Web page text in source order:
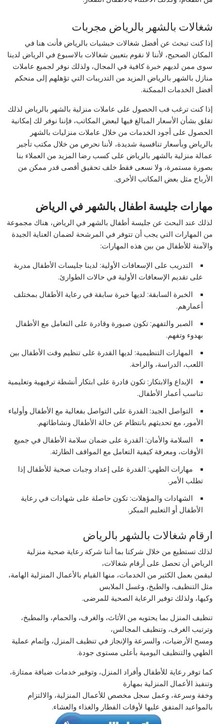
شغالات بالشهر بالرياض مجربات
إذا كنت تبحث عن أفضل شغالات حبشيات بالرياض فأنت هنا في
المكان الصحيح، لأننا لا نقوم بتعيين شغالات بالاسبوع في الرياض لدينا
سوى ممن لديهم خبرة كافية في المجال، ولذلك نوفر لجميع عاملات
منازل بالشهر بالرياض المزيد من التدريبات التي تؤهلهم إلى منحكم
أفضل الخدمات الممكنة.
إذا كنت ترغب فب الحصول على عاملات منزلية بالشهر بالرياض لذلك
تقلق بشأن الأسعار المبالغ فيها لبعض المكاتب، فإننا نوفر لك إمكانية
الحصول على أجود الخدمات من خلال عاملات منزليات بالشهر
بالرياض وبأسعار تنافسية شديدة، لأننا نحرص من خلال مكتب تأجير
عمالة منزلية بالشهر بالرياض على كسب رضا المزيد من العملاء بنا
بصورة مستمرة، ولا نسعى فقط خلف تحقيق أقصى قدر ممكن من
الأرباح مثل بعض المكاتب الأخرى.
مهارات جليسة اطفال بالشهر في الرياض
لذلك عند البحث عن جليسة أطفال بالشهر في الرياض، هناك مجموعة
من المهارات التي يجب أن تتوفر في المرشحة لضمان العناية الجيدة
والآمنة للأطفال من بين هذه المهارات:
التدريب على الإسعافات الأولية: لدينا جليسات الأطفال مدربة
على تقديم الإسعافات الأولية في حالات الطوارئ.
الخبرة السابقة: لديها خبرة سابقة في رعاية الأطفال بمختلف
أعمارهم.
الصبر والتفهم: تكون صبورة وقادرة على التعامل مع الأطفال
بهدوء وتفهم.
المهارات التنظيمية: لديها القدرة على تنظيم وقت الأطفال بين
اللعب، الدراسة، والراحة.
الإبداع والابتكار: تكون قادرة على ابتكار أنشطة ترفيهية وتعليمية
تناسب أعمار الأطفال.
التواصل الجيد: القدرة على التواصل بفعالية مع الأطفال وأولياء
الأمور، مع تحديثهم بانتظام عن حالة الأطفال ونشاطاتهم.
السلامة والأمان: القدرة على ضمان سلامة الأطفال في جميع
الأوقات، ومعرفة كيفية التعامل مع المواقف الطارئة.
مهارات الطهي: القدرة على إعداد وجبات صحية للأطفال إذا
تطلب الأمر.
الشهادات والمؤهلات: تكون حاصلة على شهادات في رعاية
الأطفال أو التعليم المبكر.
ارقام شغالات بالشهر بالرياض
لذلك تستطيع من خلال شركتا بما أننا شركة رعاية صحية منزلية
الرياض أن تحصل على أرقام شغالات،
ليقمن بعمل الكثير من الخدمات، منها القيام بالأعمال المنزلية الهامة،
مثل التنظيف، والطبخ، وغسل الملابس
وكيها، ولذلك توفير الرعاية الصحية للمرضى.
تنظيف المنزل بما يحتويه من الأثاث، والغرف، والحمام، والمطبخ،
وترتيب الغرف، وتنظيف المجالس،
ومسح الأرضيات، والسرعة والإنجاز في تنظيف المنزل، وإتمام عملية
الطهي والتنظيف اليومية بأعلى مستوى جودة.
كما توفر رعاية للأطفال وأفراد المنزل، وتوفير خدمات ضيافة ممتازة،
وتنفيذ الأعمال المنزلية بمهارة
وخفة وسرعة، وعمل سجل مخصص للأعمال المنزلية، والالتزام
بالمواعيد المتفق عليها لأوقات الفطار والغذاء والعشاء.